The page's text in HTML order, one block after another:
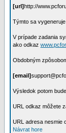
[url]http://
Týmto sa
V prípade zadania
ako odkaz
Obdobným
[email]
Výsledok potom bude
URL odkaz môžete
URL adresa nesmie
Návrat hore